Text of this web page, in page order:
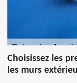
Choisissez les
les murs